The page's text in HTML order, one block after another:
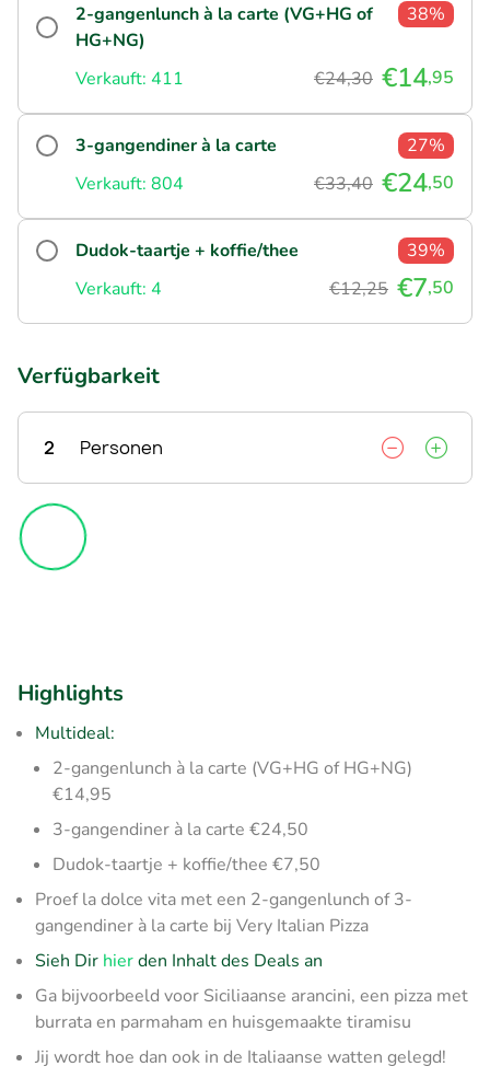
2-gangenlunch à la carte (VG+HG of
HG+NG)
38%
Verkauft: 411 €24,30 €14,95
3-gangendiner à la carte
27%
Verkauft: 804
€33,40 €24,50
Dudok-taartje + koffie/thee
39%
Verkauft: 4
€12,25 €7,50
Verfügbarkeit
2 Personen
Highlights
Multideal:
2-gangenlunch à la carte (VG+HG of HG+NG)
€14,95
3-gangendiner à la carte €24,50
Dudok-taartje + koffie/thee €7,50
Proef la dolce vita met een 2-gangenlunch of 3-
gangendiner à la carte bij Very Italian Pizza
Sieh Dir hierden Inhalt des Deals an
Ga bijvoorbeeld voor Siciliaanse arancini, een pizza met
burrata en parmaham en huisgemaakte tiramisu
Jij wordt hoe dan ook in de Italiaanse watten gelegd!